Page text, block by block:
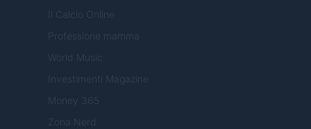
Il Calcio Online
Professione mamma
World Music
Investimenti Magazine
Money 365
Zona Nerd